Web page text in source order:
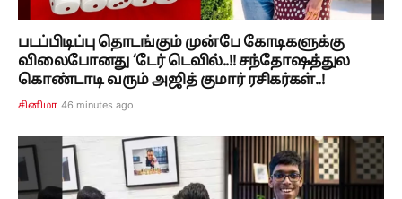
படப்பிடிப்பு தொடங்கும் முன்பே கோடிகளுக்கு
விலைபோனது ‘டேர் டெவில்..!! சந்தோஷத்துல
கொண்டாடி வரும் அஜித் குமார் ரசிகர்கள்..!
சினிமா 46 minutes ago